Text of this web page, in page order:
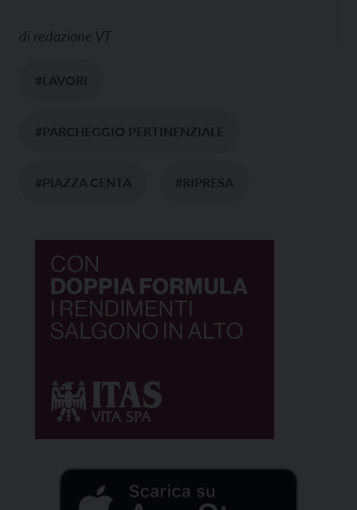
di redazione VT
#LAVORI
#PARCHEGGIO PERTINENZIALE
#PIAZZA CENTA #RIPRESA